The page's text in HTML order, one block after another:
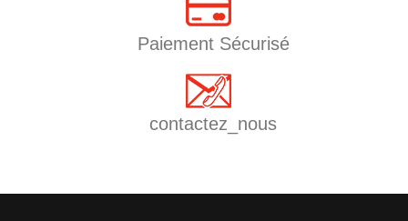
Paiement Sécurisé
contactez_nous